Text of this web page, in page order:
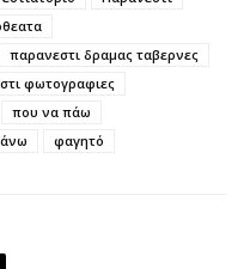
παρανεστι δραμας ταβερνες
φωτογραφιες
που να πάω
φαγητό